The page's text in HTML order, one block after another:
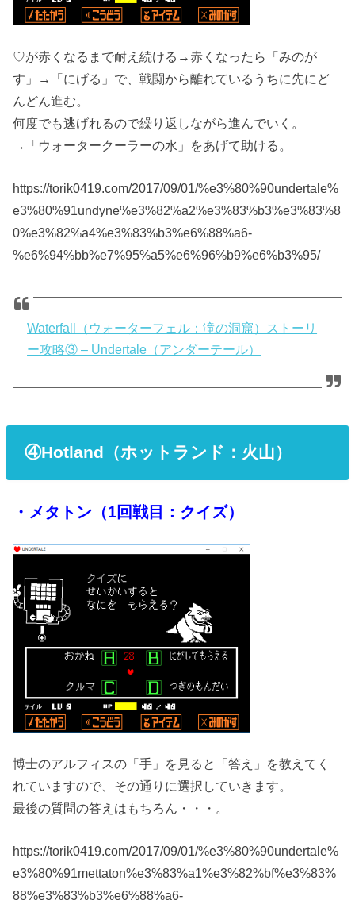
♡が赤くなるまで耐え続ける→赤くなったら「みのが
す」→「にげる」で、戦闘から離れているうちに先にど
んどん進む。
何度でも逃げれるので繰り返しながら進んでいく。
→「ウォータークーラーの水」をあげて助ける。
https://torik0419.com/2017/09/01/%e3%80%90undertale%
e3%80%91undyne%e3%82%a2%e3%83%b3%e3%83%8
0%e3%82%a4%e3%83%b3%e6%88%a6-
%e6%94%bb%e7%95%a5%e6%96%b9%e6%b3%95/
Waterfall（ウォーターフェル：滝の洞窟）ストーリ
ー攻略③ – Undertale（アンダーテール）
④Hotland（ホットランド：火山）
・メタトン（1回戦目：クイズ）
博士のアルフィスの「手」を見ると「答え」を教えてく
れていますので、その通りに選択していきます。
最後の質問の答えはもちろん・・・。
https://torik0419.com/2017/09/01/%e3%80%90undertale%
e3%80%91mettaton%e3%83%a1%e3%82%bf%e3%83%
88%e3%83%b3%e6%88%a6-